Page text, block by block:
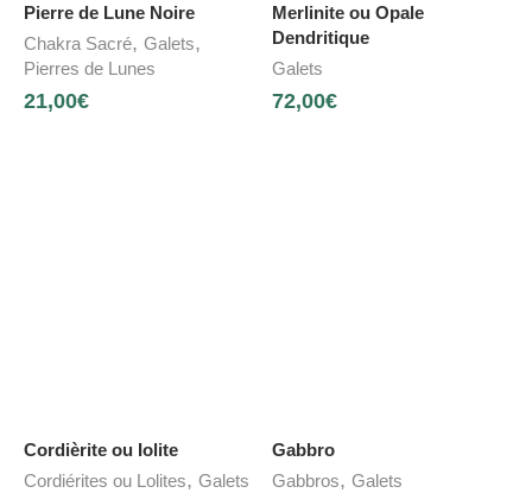
Pierre de Lune Noire
Chakra Sacré, Galets,
Pierres de Lunes
21,00€
Merlinite ou Opale
Dendritique
Galets
72,00€
Cordièrite ou Iolite
Cordiérites ou Lolites, Galets
Gabbro
Gabbros, Galets